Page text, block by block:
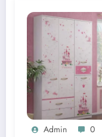
Admin 0